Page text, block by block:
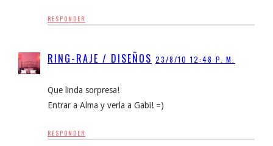
RESPONDER
RING-RAJE / DISEÑOS 23/8/10 12:48 P. M.
Que linda sorpresa!
Entrar a Alma y verla a Gabi! =)
RESPONDER